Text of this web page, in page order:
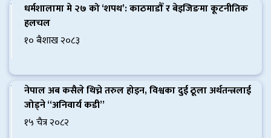
धर्मशालामा मे २७ को ‘शपथ’: काठमाडौँ र बेइजिङमा कूटनीतिक
हलचल
१० बैशाख २०८३
नेपाल अब कसैले थिच्ने तरुल होइन, विश्वका दुई ठूला अर्थतन्त्रलाई
जोड्ने “अनिवार्य कडी”
१५ चैत्र २०८२